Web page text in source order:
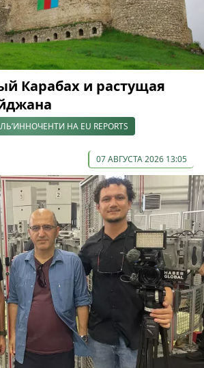
Карабах и растущая
НА EU REPORTS
07 АВГУСТА 2026 13:05